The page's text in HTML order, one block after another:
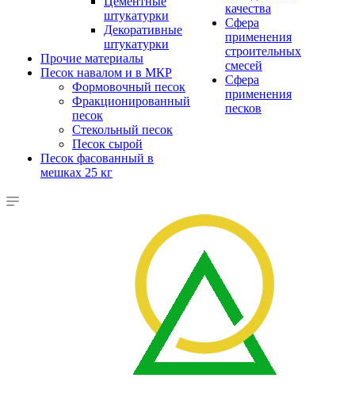
штукатурки
Декоративные
штукатурки
Прочие материалы
Песок навалом и в МКР
Формовочный песок
Фракционированный
песок
Стекольный песок
Песок сырой
Песок фасованный в
мешках 25 кг
качества
Сфера
применения
строительных
смесей
Сфера
применения
песков